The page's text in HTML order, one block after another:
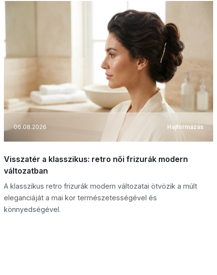
06.08.2026 Hajformázás
Visszatér a klasszikus: retro női frizurák modern
változatban
A klasszikus retro frizurák modern változatai ötvözik a múlt
eleganciáját a mai kor természetességével és
könnyedségével.